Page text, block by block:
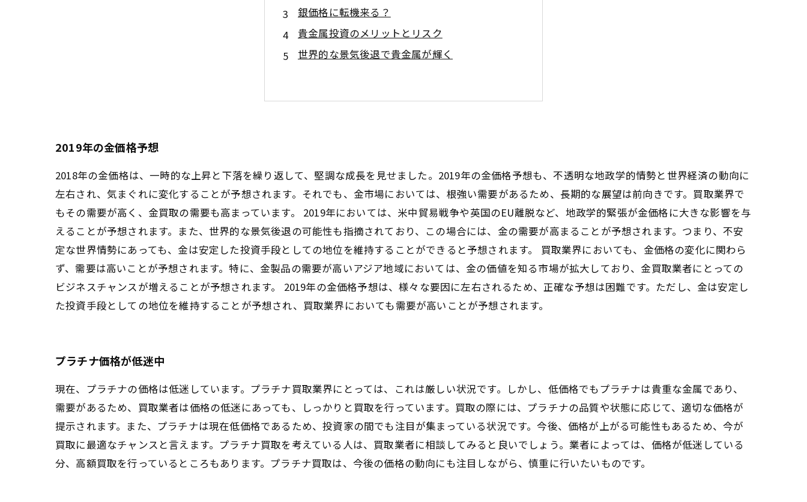
銀価格に転機来る？
貴金属投資のメリットとリスク
世界的な景気後退で貴金属が輝く
2019年の金価格予想
2018年の金価格は、一時的な上昇と下落を繰り返して、堅調な成長を見せました。2019年の金価格予想も、不透明な地政学的情勢と世界経済の動向に
左右され、気まぐれに変化することが予想されます。それでも、金市場においては、根強い需要があるため、長期的な展望は前向きです。買取業界で
もその需要が高く、金買取の需要も高まっています。 2019年においては、米中貿易戦争や英国のEU離脱など、地政学的緊張が金価格に大きな影響を与
えることが予想されます。また、世界的な景気後退の可能性も指摘されており、この場合には、金の需要が高まることが予想されます。つまり、不安
定な世界情勢にあっても、金は安定した投資手段としての地位を維持することができると予想されます。 買取業界においても、金価格の変化に関わら
ず、需要は高いことが予想されます。特に、金製品の需要が高いアジア地域においては、金の価値を知る市場が拡大しており、金買取業者にとっての
ビジネスチャンスが増えることが予想されます。 2019年の金価格予想は、様々な要因に左右されるため、正確な予想は困難です。ただし、金は安定し
た投資手段としての地位を維持することが予想され、買取業界においても需要が高いことが予想されます。
プラチナ価格が低迷中
現在、プラチナの価格は低迷しています。プラチナ買取業界にとっては、これは厳しい状況です。しかし、低価格でもプラチナは貴重な金属であり、
需要があるため、買取業者は価格の低迷にあっても、しっかりと買取を行っています。買取の際には、プラチナの品質や状態に応じて、適切な価格が
提示されます。また、プラチナは現在低価格であるため、投資家の間でも注目が集まっている状況です。今後、価格が上がる可能性もあるため、今が
買取に最適なチャンスと言えます。プラチナ買取を考えている人は、買取業者に相談してみると良いでしょう。業者によっては、価格が低迷している
分、高額買取を行っているところもあります。プラチナ買取は、今後の価格の動向にも注目しながら、慎重に行いたいものです。